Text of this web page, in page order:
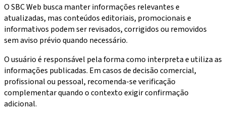
O SBC Web busca manter informações relevantes e
atualizadas, mas conteúdos editoriais, promocionais e
informativos podem ser revisados, corrigidos ou removidos
sem aviso prévio quando necessário.
O usuário é responsável pela forma como interpreta e utiliza as
informações publicadas. Em casos de decisão comercial,
profissional ou pessoal, recomenda-se verificação
complementar quando o contexto exigir confirmação
adicional.